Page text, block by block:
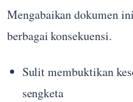
Mengabaikan dokumen
berbagai konsekuensi.
Sulit membuktikan
sengketa